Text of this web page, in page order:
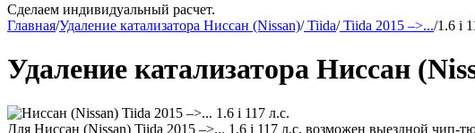
Сделаем индивидуальный расчет.
Главная/Удаление катализатора Ниссан (Nissan)/Tiida/Tiida 2015 –>.../1.6 i
Удаление катализатора Ниссан
Для Ниссан (Nissan) Tiida 2015 –>... 1.6 i 117 л.с. возможен выездной чип-